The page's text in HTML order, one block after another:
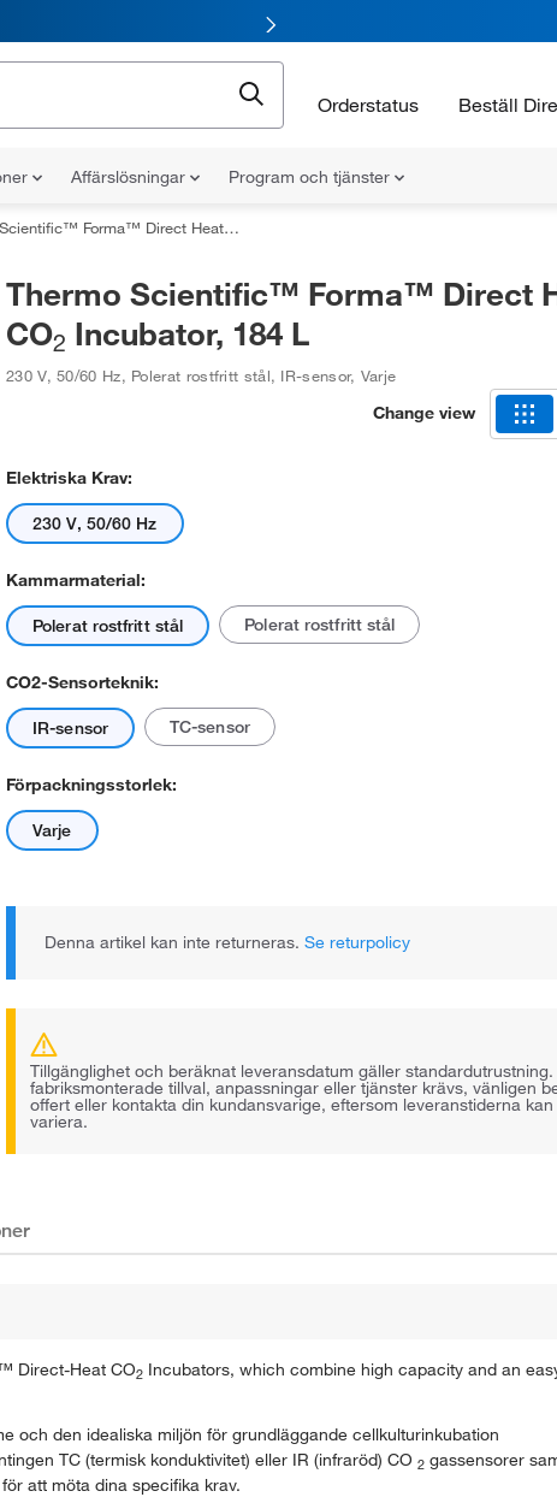
Orderstatus Beställ
Affärslösningar Program och tjänster
Forma™ Direct Heat CO
Thermo Scientific™ Forma™ Direct
CO2 Incubator, 184 L
230 V, 50/60 Hz, Polerat rostfritt stål, IR-sensor, Varje
Change view
Elektriska Krav:
230 V, 50/60 Hz
Kammarmaterial:
Polerat rostfritt stål Polerat rostfritt stål
CO2-Sensorteknik:
IR-sensor TC-sensor
Förpackningsstorlek:
Varje
Denna artikel kan inte returneras. Se returpolicy
Tillgänglighet och beräknat leveransdatum gäller standardutrustning.
fabriksmonterade tillval, anpassningar eller tjänster krävs, vänligen
offert eller kontakta din kundansvarige, eftersom leveranstiderna kan
variera.
Direct-Heat CO2 Incubators, which combine high capacity and an
och den idealiska miljön för grundläggande cellkulturinkubation
TC (termisk konduktivitet) eller IR (infraröd) CO 2 gassensorer
att möta dina specifika krav.